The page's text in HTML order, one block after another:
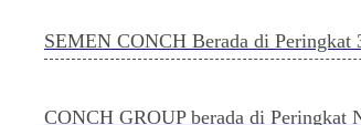
SEMEN CONCH Berada di Peringkat
CONCH GROUP berada di Peringkat